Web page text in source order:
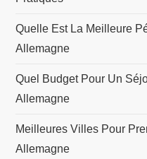
Quelle Est La Meilleure
Allemagne
Quel Budget Pour Un
Allemagne
Meilleures Villes Pour
Allemagne